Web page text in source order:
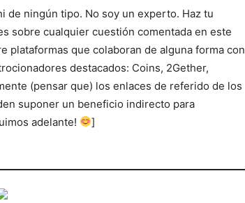
de ningún tipo. No soy un experto. Haz tu
sobre cualquier cuestión comentada en este
plataformas que colaboran de alguna forma con
destacados: Coins, 2Gether,
(pensar que) los enlaces de referido de los
suponer un beneficio indirecto para
adelante!
]